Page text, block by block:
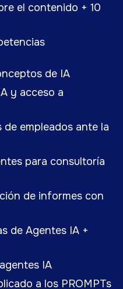
el contenido + 10
de IA
y acceso a
empleados ante la
para consultoría
de informes con
de Agentes IA +
IA
a los PROMPTs